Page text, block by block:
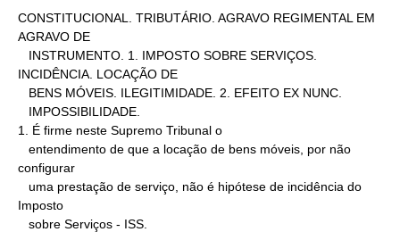
CONSTITUCIONAL. TRIBUTÁRIO. AGRAVO REGIMENTAL EM
AGRAVO DE
INCIDÊNCIA. LOCAÇÃO DE
1. É firme neste Supremo Tribunal o
configurar
Imposto